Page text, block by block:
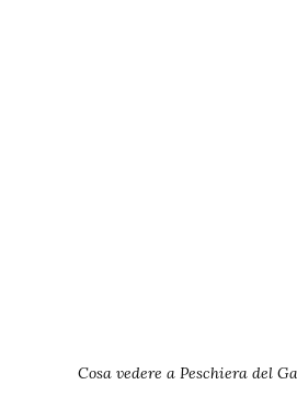
Cosa vedere a Peschiera del